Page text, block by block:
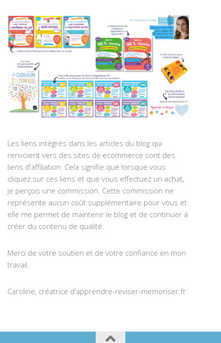
Les liens intégrés dans les articles du blog qui
renvoient vers des sites de ecommerce sont des
liens d'affiliation. Cela signifie que lorsque vous
cliquez sur ces liens et que vous effectuez un achat,
je perçois une commission. Cette commission ne
représente aucun coût supplémentaire pour vous et
elle me permet de maintenir le blog et de continuer à
créer du contenu de qualité.
Merci de votre soutien et de votre confiance en mon
travail.
Caroline, créatrice d'apprendre-reviser-memoriser.fr